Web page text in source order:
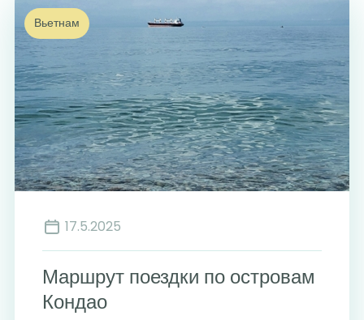
Вьетнам
17.5.2025
Маршрут поездки по островам
Кондао